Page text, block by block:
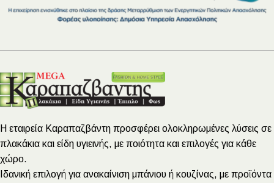
Η εταιρεία Καραπαζβάντη προσφέρει ολοκληρωμένες λύσεις σε
πλακάκια και είδη υγιεινής, με ποιότητα και επιλογές για κάθε
χώρο.
Ιδανική επιλογή για ανακαίνιση μπάνιου ή κουζίνας, με προϊόντα